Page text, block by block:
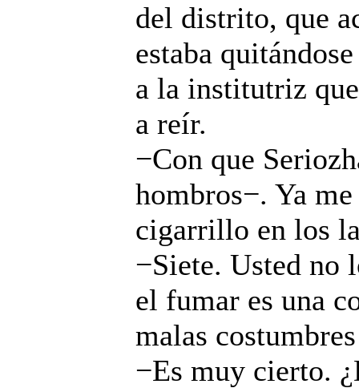
del distrito, que
estaba
a la institutriz
a reír.
−Con que
hombros−. Ya
cigarrillo en los
−Siete. Usted no
el fumar es una
malas
−Es muy cierto.